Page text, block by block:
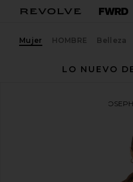
Mujer HOMBRE Belleza
LO NUEVO
ABRIGO